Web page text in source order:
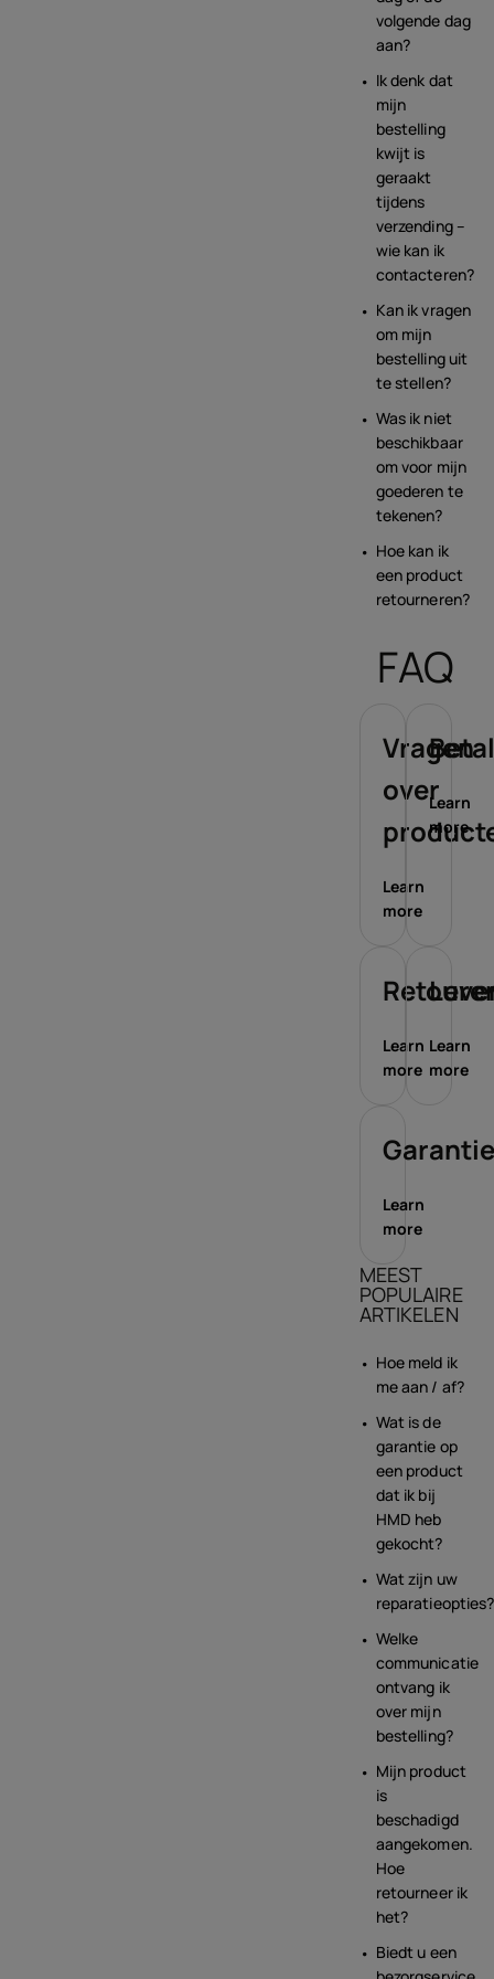
volgende dag
aan?
Ik denk dat
mijn
bestelling
kwijt is
geraakt
tijdens
verzending –
wie kan ik
contacteren?
Kan ik vragen
om mijn
bestelling uit
te stellen?
Was ik niet
beschikbaar
om voor mijn
goederen te
tekenen?
Hoe kan ik
een product
retourneren?
FAQ
Vragen
over
Learn
more
Learn
more
Learn
more
Learn
more
Learn
more
MEEST
POPULAIRE
ARTIKELEN
Hoe meld ik
me aan / af?
Wat is de
garantie op
een product
dat ik bij
HMD heb
gekocht?
Wat zijn uw
reparatieopties?
Welke
communicatie
ontvang ik
over mijn
bestelling?
Mijn product
is
beschadigd
aangekomen.
Hoe
retourneer ik
het?
Biedt u een